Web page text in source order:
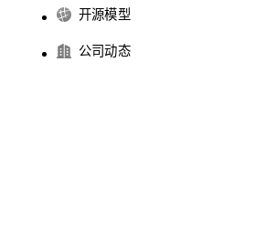
开源模型
公司动态